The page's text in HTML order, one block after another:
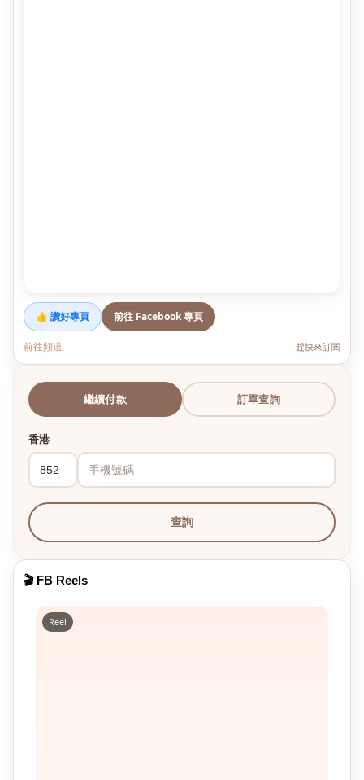
👍 讚好專頁 前往 Facebook 專頁
前往頻道 趕快來訂閱
繼續付款 訂單查詢
香港
查詢
🎬 FB Reels
Reel